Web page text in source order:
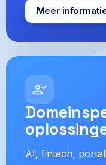
Meer
AI, fintech,